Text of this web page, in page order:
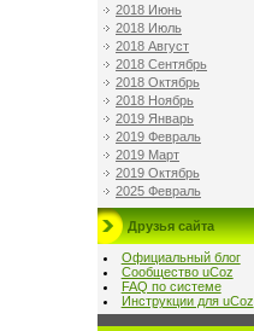
2018 Июнь
2018 Июль
2018 Август
2018 Сентябрь
2018 Октябрь
2018 Ноябрь
2019 Январь
2019 Февраль
2019 Март
2019 Октябрь
2025 Февраль
Друзья сайта
Официальный блог
Сообщество uCoz
FAQ по системе
Инструкции для uCoz